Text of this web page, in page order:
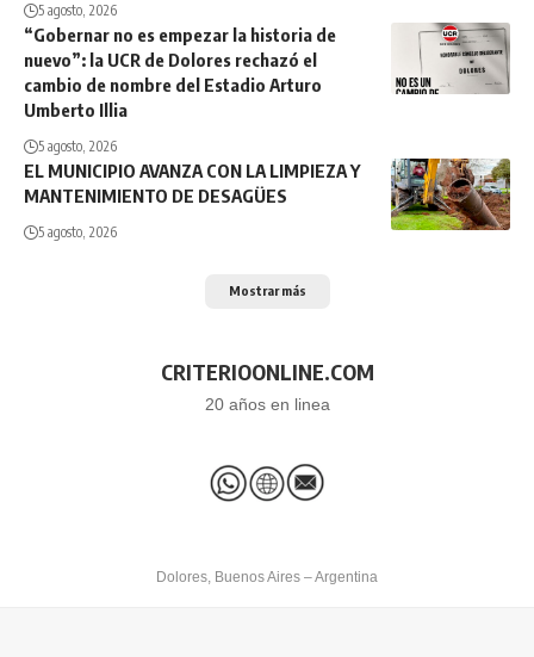
5 agosto, 2026
“Gobernar no es empezar la historia de
nuevo”: la UCR de Dolores rechazó el
cambio de nombre del Estadio Arturo
Umberto Illia
5 agosto, 2026
EL MUNICIPIO AVANZA CON LA LIMPIEZA Y
MANTENIMIENTO DE DESAGÜES
5 agosto, 2026
Mostrar más
CRITERIOONLINE.COM
20 años en linea
Dolores, Buenos Aires – Argentina